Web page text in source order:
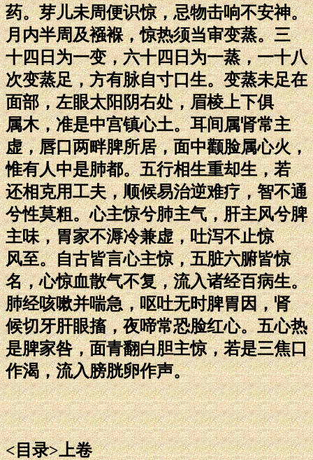
药。芽儿未周便识惊，忌物击响不安神。
月内半周及襁褓，惊热须当审变蒸。三
十四日为一变，六十四日为一蒸，一十八
次变蒸足，方有脉自寸口生。变蒸未足在
面部，左眼太阳阴右处，眉棱上下俱
属木，准是中宫镇心土。耳间属肾常主
虚，唇口两畔脾所居，面中颧脸属心火，
惟有人中是肺都。五行相生重却生，若
还相克用工夫，顺候易治逆难疗，智不通
兮性莫粗。心主惊兮肺主气，肝主风兮脾
主味，胃家不溽冷兼虚，吐泻不止惊
风至。自古皆言心主惊，五脏六腑皆惊
名，心惊血散气不复，流入诸经百病生。
肺经咳嗽并喘急，呕吐无时脾胃因，肾
候切牙肝眼搐，夜啼常恐脸红心。五心热
是脾家咎，面青翻白胆主惊，若是三焦口
作渴，流入膀胱卵作声。
<目录>上卷